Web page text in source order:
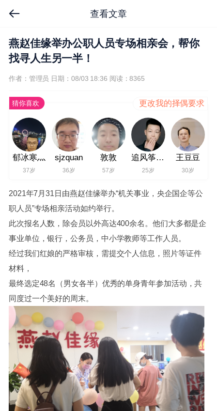
查看文章
燕赵佳缘举办公职人员专场相亲会，帮你
找寻人生另一半！
作者：管理员 日期：08/03 18:36 阅读：8365
猜你喜欢 更改我的择偶要求
郁冰寒灬
37岁
sjzquan
36岁
敦敦
57岁
追风筝的人
25岁
王豆豆
30岁
2021年7月31日由燕赵佳缘举办“机关事业，央企国企等公
职人员”专场相亲活动如约举行。
此次报名人数，除会员以外高达400余名。他们大多都是企
事业单位，银行，公务员，中小学教师等工作人员。
经过我们红娘的严格审核，需提交个人信息，照片等证件
材料，
最终选定48名（男女各半）优秀的单身青年参加活动，共
同度过一个美好的周末。